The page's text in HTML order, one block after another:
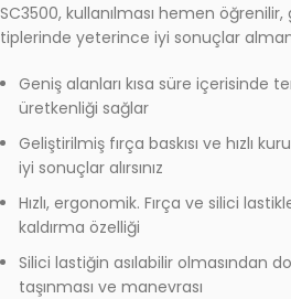
SC3500, kullanılması hemen
tiplerinde yeterince iyi sonuçlar
Geniş alanları kısa süre içerisinde
üretkenliği sağlar
Geliştirilmiş fırça baskısı ve hızlı
iyi sonuçlar alırsınız
Hızlı, ergonomik. Fırça ve silici
kaldırma özelliği
Silici lastiğin asılabilir olmasından
taşınması ve manevrası